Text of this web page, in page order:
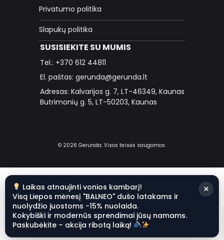
Privatumo politika
Slapukų politika
SUSISIEKITE SU MUMIS
Tel.: +370 612 44811
El. paštas: gerunda@gerunda.lt
Adresas: Kalvarijos g. 7, LT-46349, Kaunas
Butrimonių g. 5, LT-50203, Kaunas
© 2026 Gerunda. Visos teisės saugomos.
Laikas atnaujinti vonios kambarį!
Visą Liepos mėnesį "BALNEO" dušo latakams ir
nuolydžio juostoms -15% nuolaida.
Kokybiški ir modernūs sprendimai jūsų namams.
Paskubėkite – akcija ribotą laiką!
×